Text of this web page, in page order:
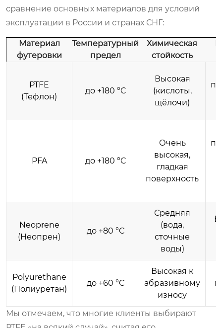
сравнение основных материалов для условий
эксплуатации в России и странах СНГ:
Материал
футеровки
Температурный
предел
Химическая
стойкость
PTFE
(Тефлон)
до +180 °C
Высокая
(кислоты,
щёлочи)
PFA до +180 °C
Очень
высокая,
гладкая
поверхность
Neoprene
(Неопрен)
до +80 °C
Средняя
(вода,
сточные
воды)
Polyurethane
(Полиуретан)
до +60 °C
Высокая к
абразивному
износу
Мы отмечаем, что многие клиенты выбирают